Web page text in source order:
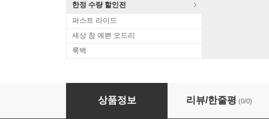
한정 수량 할인전
퍼스트 라이드
세상 참 예쁜 오드리
룩백
Elvis Presley (엘비스 프레슬리) - Elvis'
상품정보 리뷰/한줄평 (0/0)